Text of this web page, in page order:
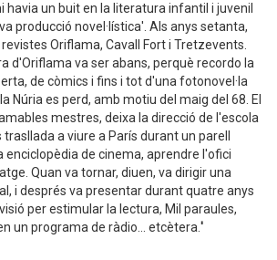
havia un buit en la literatura infantil i juvenil
producció novel·lística'. Als anys setanta,
Oriflama, Cavall Fort i Tretzevents.
d'Oriflama va ser abans, perquè recordo la
de còmics i fins i tot d'una fotonovel·la
Núria es perd, amb motiu del maig del 68. El
mestres, deixa la direcció de l'escola
a viure a París durant un parell
enciclopèdia de cinema, aprendre l'ofici
Quan va tornar, diuen, va dirigir una
i després va presentar durant quatre anys
per estimular la lectura, Mil paraules,
un programa de ràdio... etcètera. '